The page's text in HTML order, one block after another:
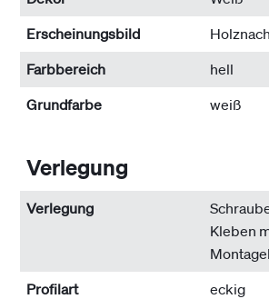
Erscheinungsbild
Farbbereich
hell
Grundfarbe
weiß
Verlegung
Verlegung
Kleben
Profilart
eckig